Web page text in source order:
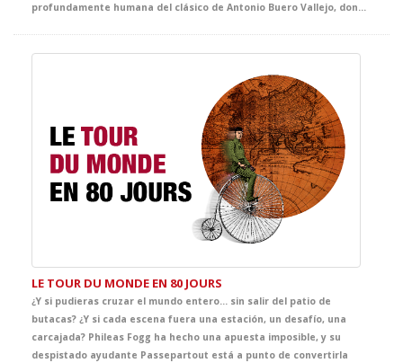
profundamente humana del clásico de Antonio Buero Vallejo, donde generaciones enteras se cruzan, se miran… y a veces, se pierden. Una historia de amor, rutina, lucha y desencanto, donde lo cotidiano se convierte en símbolo, y lo sencillo, en extraordinario. Especialmente pensada para tus alumnos, esta versión hará que entiendan y sientan por qué el realismo sigue estando en el peldaño más alto en la historia del teatro español. Porque a veces, basta una escalera para contar toda una vida. Una obra realista y conmovedora que sube un peldaño más en GRANDES, el ciclo que da voz a la gran literatura desde el teatro.
LE TOUR DU MONDE EN 80 JOURS
¿Y si pudieras cruzar el mundo entero… sin salir del patio de
butacas? ¿Y si cada escena fuera una estación, un desafío, una
carcajada? Phileas Fogg ha hecho una apuesta imposible, y su
despistado ayudante Passepartout está a punto de convertirla